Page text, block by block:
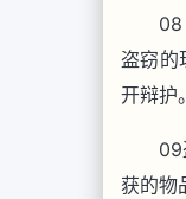
08
盗窃的
开辩护。
09
获的物